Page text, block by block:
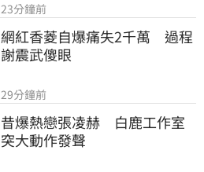
23分鐘前
網紅香菱自爆痛失2千萬　過程
謝震武傻眼
29分鐘前
昔爆熱戀張凌赫　白鹿工作室
突大動作發聲